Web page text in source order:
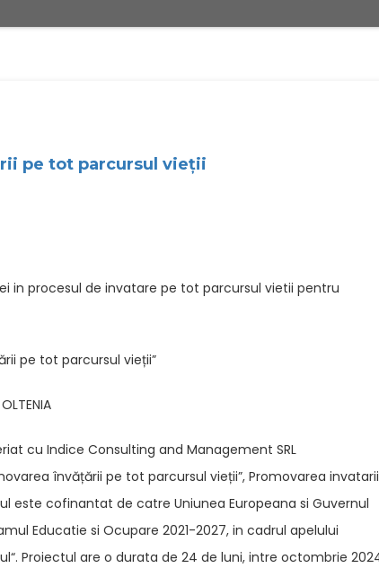
pe tot parcursul vieții
in procesul de invatare pe tot parcursul vietii pentru
pe tot parcursul vieții”
cu Indice Consulting and Management SRL
învățării pe tot parcursul vieții”, Promovarea
este cofinantat de catre Uniunea Europeana si Guvernul
Educatie si Ocupare 2021-2027, in cadrul apelului
Proiectul are o durata de 24 de luni, intre octombrie